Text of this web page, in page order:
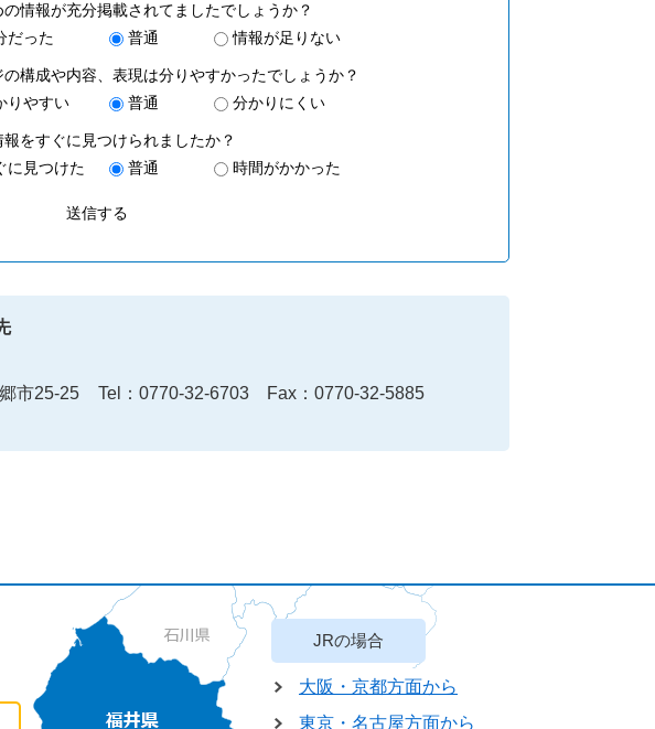
の情報が充分掲載されてましたでしょうか？
だった
普通 情報が足りない
の構成や内容、表現は分りやすかったでしょうか？
りやすい
普通 分かりにくい
報をすぐに見つけられましたか？
に見つけた
普通 時間がかかった
市25-25 Tel：0770-32-6703
Fax：0770-32-5885
JRの場合
大阪・京都方面から
東京・名古屋方面から